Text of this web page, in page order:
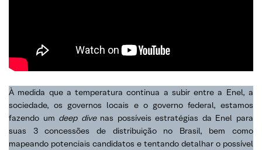
À medida que a temperatura continua a subir entre a Enel, a
sociedade, os governos locais e o governo federal, estamos
fazendo um deep divenas possíveis estratégias da Enel para
suas 3 concessões de distribuição no Brasil, bem como
mapeando potenciais candidatos e tentando detalhar o possível